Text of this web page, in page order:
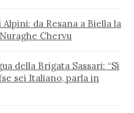
da Resana a Biella la
Chervu
della Brigata Sassari: “Si
sei Italiano, parla in